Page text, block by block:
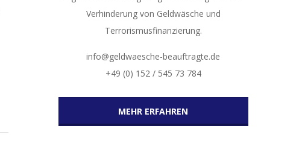
Verhinderung von Geldwäsche und
Terrorismusfinanzierung.
info@geldwaesche-beauftragte.de
+49 (0) 152 / 545 73 784
MEHR ERFAHREN